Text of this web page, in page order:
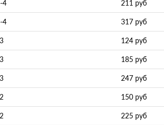
4 211 руб
4 317 руб
3 124 руб
3 185 руб
3 247 руб
2 150 руб
2 225 руб